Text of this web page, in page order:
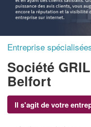
Entreprise
Société
Belfort
Il s'agit de votre